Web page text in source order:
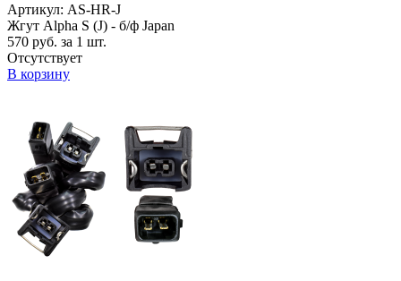
Артикул: AS-HR-J
Жгут Alpha S (J) - б/ф Japan
570 руб. за 1 шт.
Отсутствует
В корзину